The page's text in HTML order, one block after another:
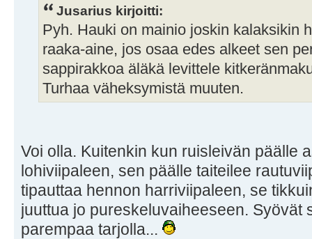
Jusarius kirjoitti:
Pyh. Hauki on mainio joskin kalaksikin
raaka-aine, jos osaa edes alkeet sen
sappirakkoa äläkä levittele
Turhaa väheksymistä muuten.
Voi olla. Kuitenkin kun ruisleivän päälle
lohiviipaleen, sen päälle taiteilee
tipauttaa hennon harriviipaleen, se
juuttua jo pureskeluvaiheeseen. Syövät
parempaa tarjolla...